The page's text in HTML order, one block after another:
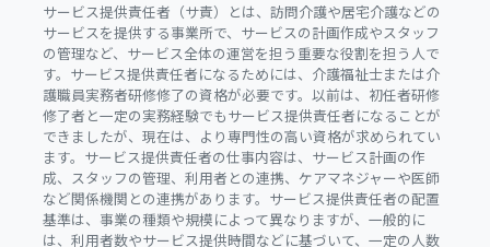
サービス提供責任者（サ責）とは、訪問介護や居宅介護などの
サービスを提供する事業所で、サービスの計画作成やスタッフ
の管理など、サービス全体の運営を担う重要な役割を担う人で
す。サービス提供責任者になるためには、介護福祉士または介
護職員実務者研修修了の資格が必要です。以前は、初任者研修
修了者と一定の実務経験でもサービス提供責任者になることが
できましたが、現在は、より専門性の高い資格が求められてい
ます。サービス提供責任者の仕事内容は、サービス計画の作
成、スタッフの管理、利用者との連携、ケアマネジャーや医師
など関係機関との連携があります。サービス提供責任者の配置
基準は、事業の種類や規模によって異なりますが、一般的に
は、利用者数やサービス提供時間などに基づいて、一定の人数